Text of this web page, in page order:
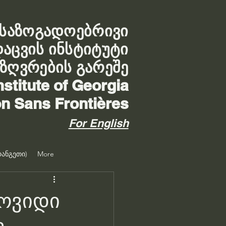
ინსტიტუტი
გარეშე
of Georgia
Sans Frontières
For English
More